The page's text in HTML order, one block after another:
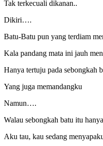
Tak terkecuali dikanan..
Dikiri….
Batu-Batu pun yang terdiam
Kala pandang mata ini jauh
Hanya tertuju pada sebongkah
Yang juga memandangku
Namun….
Walau sebongkah batu itu
Aku tau, kau sedang